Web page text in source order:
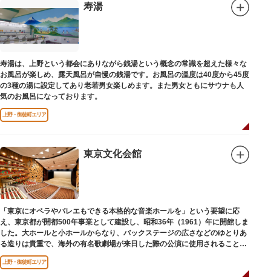
寿湯
寿湯は、上野という都会にありながら銭湯という概念の常識を超えた様々な
お風呂が楽しめ、露天風呂が自慢の銭湯です。お風呂の温度は40度から45度
の3種の湯に設定してあり老若男女楽しめます。また男女ともにサウナも人
気のお風呂になっております。
上野・御徒町エリア
東京文化会館
「東京にオペラやバレエもできる本格的な音楽ホールを」という要望に応
え、東京都が開都500年事業として建設し、昭和36年（1961）年に開館しま
した。大ホールと小ホールからなり、バックステージの広さなどのゆとりあ
る造りは貴重で、海外の有名歌劇場が来日した際の公演に使用されることが
多いホールです。
上野・御徒町エリア